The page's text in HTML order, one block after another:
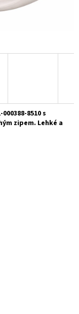
8510 s
zipem. Lehké a